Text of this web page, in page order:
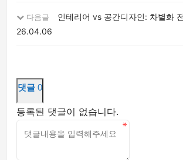
다음글
인테리어 vs 공간디자인: 차별화
26.04.06
댓글 0
등록된 댓글이 없습니다.